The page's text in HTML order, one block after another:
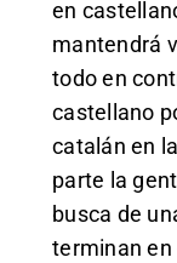
en
mantendrá
todo en
castellano
catalán en
parte la
busca de
terminan en